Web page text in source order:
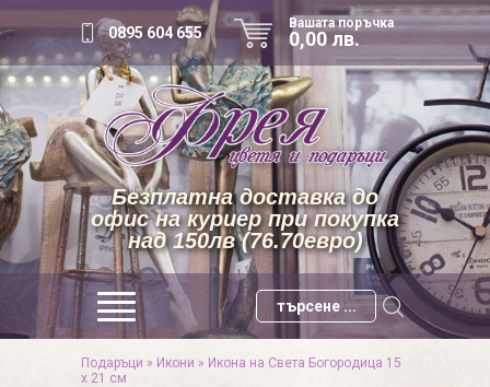
0895 604 655
Вашата поръчка
0,00 лв.
Безплатна доставка до
офис на куриер при покупка
над 150лв (76.70евро)
Подаръци » Икони » Икона на Света Богородица 15
х 21 см